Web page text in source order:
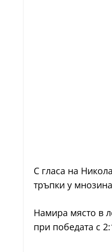
С гласа на
тръпки у
Намира място в
при победата с